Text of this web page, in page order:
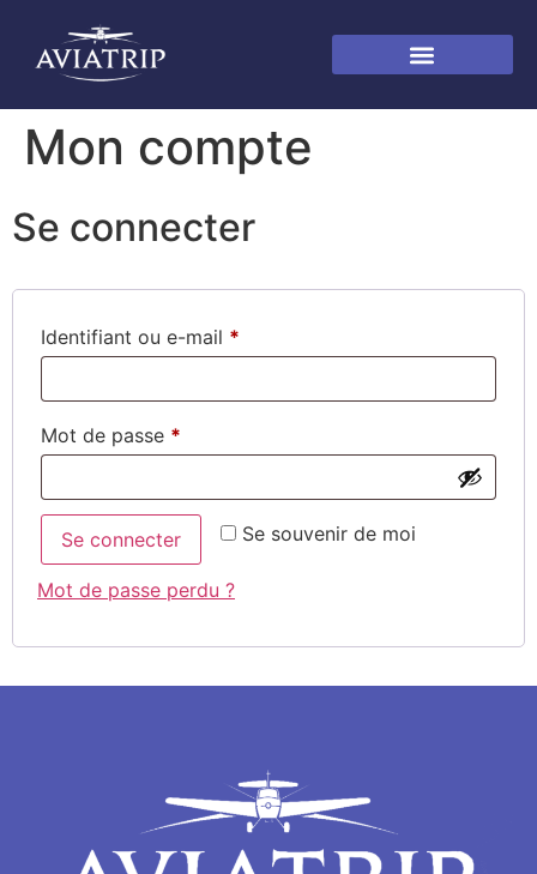
Mon compte
Se connecter
Identifiant ou e-mail *
Mot de passe *
Se souvenir de moi
Se connecter
Mot de passe perdu ?